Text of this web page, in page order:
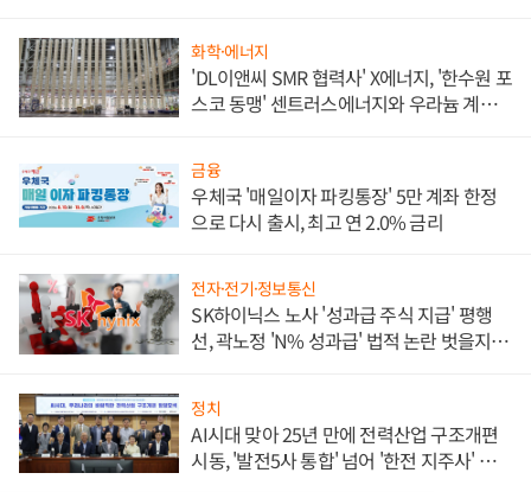
화학·에너지
'DL이앤씨 SMR 협력사' X에너지, '한수원 포
스코 동맹' 센트러스에너지와 우라늄 계약
금융
우체국 '매일이자 파킹통장' 5만 계좌 한정
으로 다시 출시, 최고 연 2.0% 금리
전자·전기·정보통신
SK하이닉스 노사 '성과급 주식 지급' 평행
선, 곽노정 'N% 성과급' 법적 논란 벗을지 주
정치
AI시대 맞아 25년 만에 전력산업 구조개편
시동, '발전5사 통합' 넘어 '한전 지주사' 재편